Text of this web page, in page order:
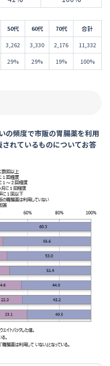
50代 60代 70代
合計
3,262 3,330 2,176
11,332
29% 29% 19% 100%
の頻度で市販の胃腸薬を利用
れているものについてお答